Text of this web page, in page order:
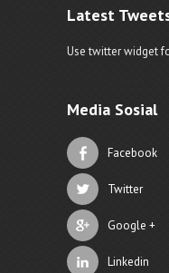
Latest
Use twitter widget
Media Sosial
Facebook
Twitter
Google +
Linkedin